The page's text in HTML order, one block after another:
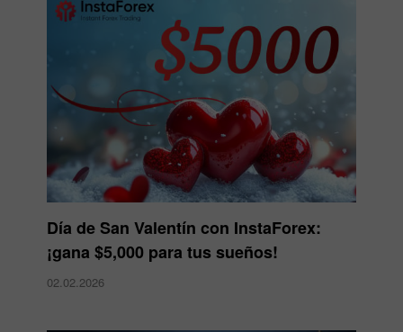
Día de San Valentín con InstaForex:
¡gana $5,000 para tus sueños!
02.02.2026